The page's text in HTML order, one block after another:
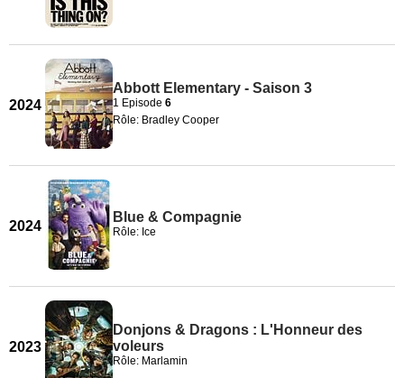
2024
Abbott Elementary - Saison 3
1 Episode 6
Rôle: Bradley Cooper
2024
Blue & Compagnie
Rôle: Ice
2023
Donjons & Dragons : L'Honneur des
voleurs
Rôle: Marlamin